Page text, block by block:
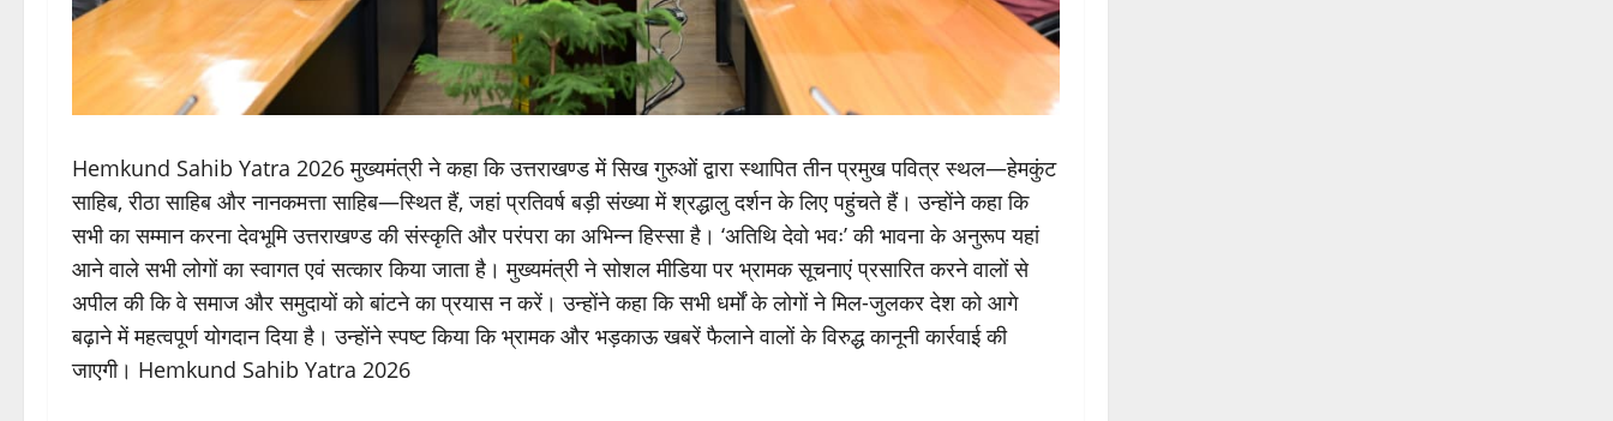
Hemkund Sahib Yatra 2026 मुख्यमंत्री ने कहा कि उत्तराखण्ड में सिख गुरुओं द्वारा स्थापित तीन प्रमुख पवित्र स्थल—हेमकुंट
साहिब, रीठा साहिब और नानकमत्ता साहिब—स्थित हैं, जहां प्रतिवर्ष बड़ी संख्या में श्रद्धालु दर्शन के लिए पहुंचते हैं। उन्होंने कहा कि
सभी का सम्मान करना देवभूमि उत्तराखण्ड की संस्कृति और परंपरा का अभिन्न हिस्सा है। ‘अतिथि देवो भवः’ की भावना के अनुरूप यहां
आने वाले सभी लोगों का स्वागत एवं सत्कार किया जाता है। मुख्यमंत्री ने सोशल मीडिया पर भ्रामक सूचनाएं प्रसारित करने वालों से
अपील की कि वे समाज और समुदायों को बांटने का प्रयास न करें। उन्होंने कहा कि सभी धर्मों के लोगों ने मिल-जुलकर देश को आगे
बढ़ाने में महत्वपूर्ण योगदान दिया है। उन्होंने स्पष्ट किया कि भ्रामक और भड़काऊ खबरें फैलाने वालों के विरुद्ध कानूनी कार्रवाई की
जाएगी। Hemkund Sahib Yatra 2026